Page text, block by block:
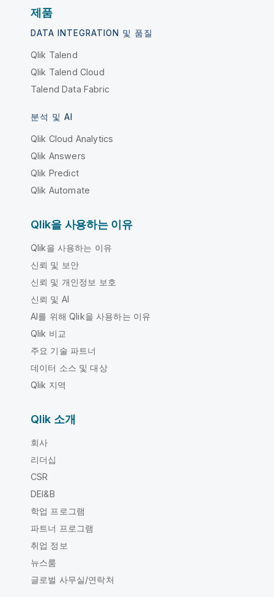
제품
DATA INTEGRATION 및 품질
Qlik Talend
Qlik Talend Cloud
Talend Data Fabric
분석 및 AI
Qlik Cloud Analytics
Qlik Answers
Qlik Predict
Qlik Automate
Qlik을 사용하는 이유
Qlik을 사용하는 이유
신뢰 및 보안
신뢰 및 개인정보 보호
신뢰 및 AI
AI를 위해 Qlik을 사용하는 이유
Qlik 비교
주요 기술 파트너
데이터 소스 및 대상
Qlik 지역
Qlik 소개
회사
리더십
CSR
DEI&B
학업 프로그램
파트너 프로그램
취업 정보
뉴스룸
글로벌 사무실/연락처